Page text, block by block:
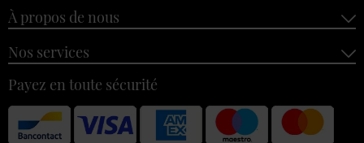
À propos de nous
Nos services
Payez en toute sécurité